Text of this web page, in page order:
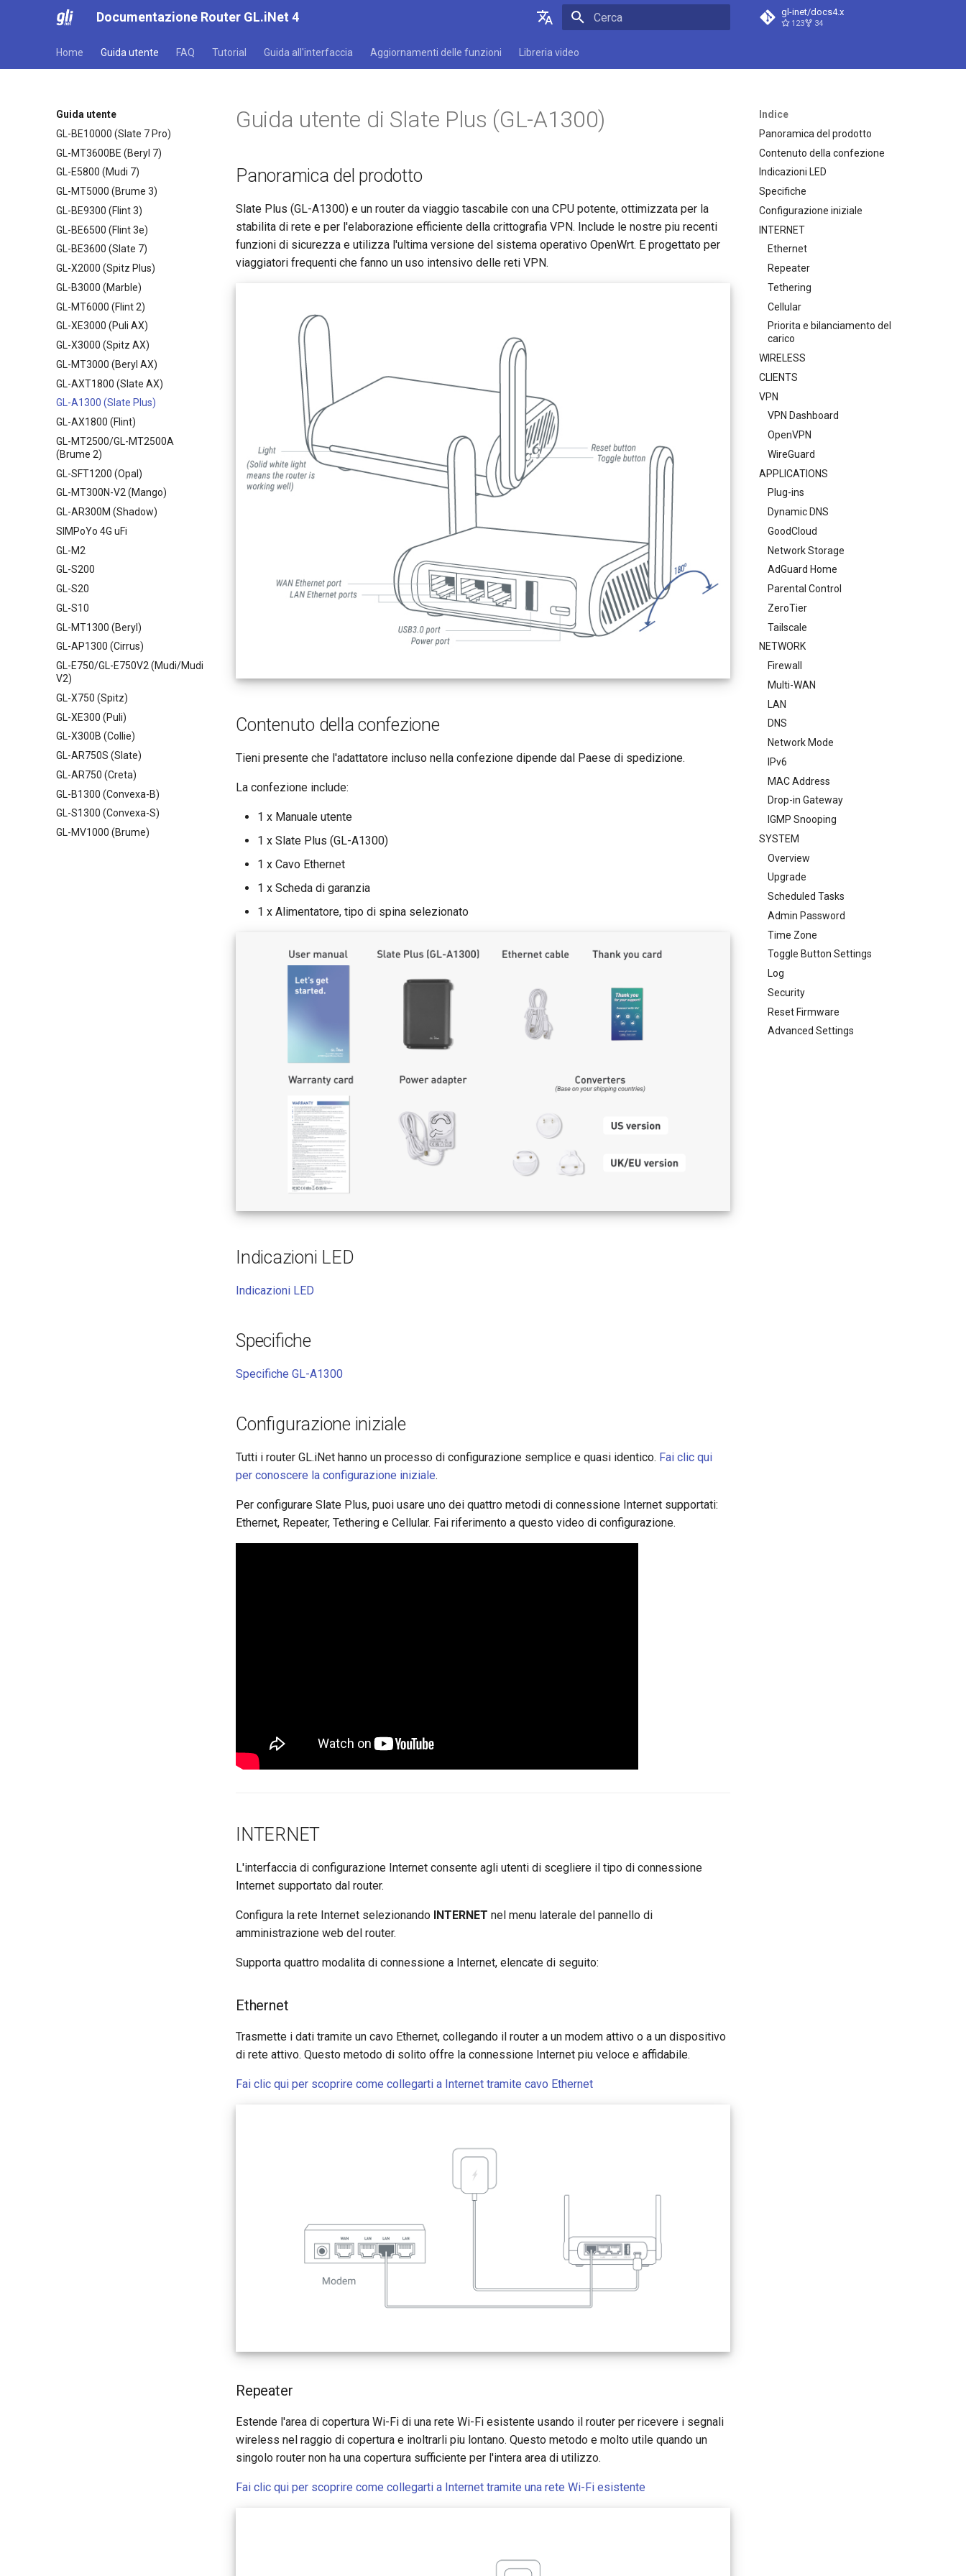
Documentazione Router GL.iNet 4
English
Français
Polski
gl-inet/docs4.x
123 34
Home Guida utente FAQ Tutorial Guida all'interfaccia Aggiornamenti delle funzioni Libreria video
Guida utente
GL-BE10000 (Slate 7 Pro)
GL-MT3600BE (Beryl 7)
GL-E5800 (Mudi 7)
GL-MT5000 (Brume 3)
GL-BE9300 (Flint 3)
GL-BE6500 (Flint 3e)
GL-BE3600 (Slate 7)
GL-X2000 (Spitz Plus)
GL-B3000 (Marble)
GL-MT6000 (Flint 2)
GL-XE3000 (Puli AX)
GL-X3000 (Spitz AX)
GL-MT3000 (Beryl AX)
GL-AXT1800 (Slate AX)
GL-A1300 (Slate Plus)
GL-AX1800 (Flint)
GL-MT2500/GL-MT2500A
(Brume 2)
GL-SFT1200 (Opal)
GL-MT300N-V2 (Mango)
GL-AR300M (Shadow)
SIMPoYo 4G uFi
GL-M2
GL-S200
GL-S20
GL-S10
GL-MT1300 (Beryl)
GL-AP1300 (Cirrus)
GL-E750/GL-E750V2 (Mudi/Mudi
V2)
GL-X750 (Spitz)
GL-XE300 (Puli)
GL-X300B (Collie)
GL-AR750S (Slate)
GL-AR750 (Creta)
GL-B1300 (Convexa-B)
GL-S1300 (Convexa-S)
GL-MV1000 (Brume)
Indice
Panoramica del prodotto
Contenuto della confezione
Indicazioni LED
Specifiche
Configurazione iniziale
INTERNET
Ethernet
Repeater
Tethering
Cellular
Priorita e bilanciamento del
carico
WIRELESS
CLIENTS
VPN
VPN Dashboard
OpenVPN
WireGuard
APPLICATIONS
Plug-ins
Dynamic DNS
GoodCloud
Network Storage
AdGuard Home
Parental Control
ZeroTier
Tailscale
NETWORK
Firewall
Multi-WAN
LAN
DNS
Network Mode
IPv6
MAC Address
Drop-in Gateway
IGMP Snooping
SYSTEM
Overview
Upgrade
Scheduled Tasks
Admin Password
Time Zone
Toggle Button Settings
Log
Security
Reset Firmware
Advanced Settings
Guida utente di Slate Plus (GL-A1300)
Panoramica del prodotto
Slate Plus (GL-A1300) e un router da viaggio tascabile con una CPU potente, ottimizzata per la
stabilita di rete e per l'elaborazione efficiente della crittografia VPN. Include le nostre piu recenti
funzioni di sicurezza e utilizza l'ultima versione del sistema operativo OpenWrt. E progettato per
viaggiatori frequenti che fanno un uso intensivo delle reti VPN.
Contenuto della confezione
Tieni presente che l'adattatore incluso nella confezione dipende dal Paese di spedizione.
La confezione include:
1 x Manuale utente
1 x Slate Plus (GL-A1300)
1 x Cavo Ethernet
1 x Scheda di garanzia
1 x Alimentatore, tipo di spina selezionato
Indicazioni LED
Indicazioni LED
Specifiche
Specifiche GL-A1300
Configurazione iniziale
Tutti i router GL.iNet hanno un processo di configurazione semplice e quasi identico. Fai clic qui
per conoscere la configurazione iniziale.
Per configurare Slate Plus, puoi usare uno dei quattro metodi di connessione Internet supportati:
Ethernet, Repeater, Tethering e Cellular. Fai riferimento a questo video di configurazione.
INTERNET
L'interfaccia di configurazione Internet consente agli utenti di scegliere il tipo di connessione
Internet supportato dal router.
Configura la rete Internet selezionando INTERNET nel menu laterale del pannello di
amministrazione web del router.
Supporta quattro modalita di connessione a Internet, elencate di seguito:
Ethernet
Trasmette i dati tramite un cavo Ethernet, collegando il router a un modem attivo o a un dispositivo
di rete attivo. Questo metodo di solito offre la connessione Internet piu veloce e affidabile.
Fai clic qui per scoprire come collegarti a Internet tramite cavo Ethernet
Repeater
Estende l'area di copertura Wi-Fi di una rete Wi-Fi esistente usando il router per ricevere i segnali
wireless nel raggio di copertura e inoltrarli piu lontano. Questo metodo e molto utile quando un
singolo router non ha una copertura sufficiente per l'intera area di utilizzo.
Fai clic qui per scoprire come collegarti a Internet tramite una rete Wi-Fi esistente